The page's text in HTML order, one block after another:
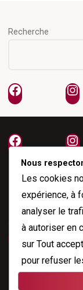
Recherche
Facebook
Facebook
À propos
Me joindre
Nous
Les cookies
expérience, à
analyser le
à autoriser en
sur Tout
pour refuser